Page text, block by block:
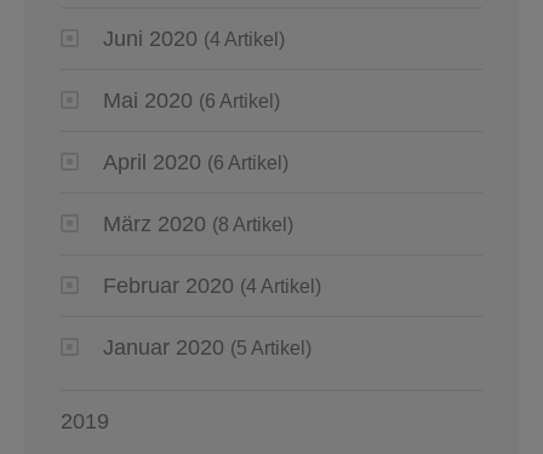
Juni 2020 (4 Artikel)
Mai 2020 (6 Artikel)
April 2020 (6 Artikel)
März 2020 (8 Artikel)
Februar 2020 (4 Artikel)
Januar 2020 (5 Artikel)
2019